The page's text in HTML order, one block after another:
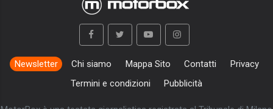
Newsletter Chi siamo Mappa Sito Contatti
Privacy
Termini e condizioni
Pubblicità